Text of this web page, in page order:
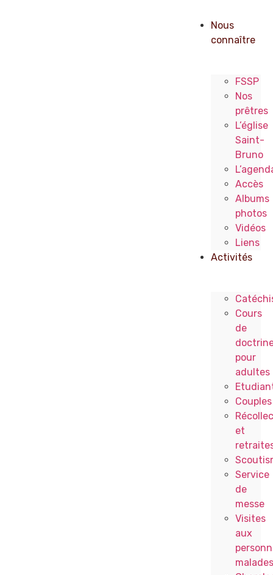
Nous
connaître
FSSP
Nos
prêtres
L’église
Saint-
Bruno
Accès
Albums
photos
Vidéos
Liens
Activités
Cours
de
pour
adultes
Couples
et
Service
de
messe
Visites
aux
malades